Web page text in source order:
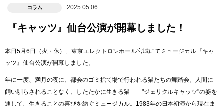
コラム 2025.05.06
『キャッツ』仙台公演が開幕しました！
本日5月6日（火・休）、東京エレクトロンホール宮城にてミュージカル『キャ
ッツ』仙台公演が開幕しました。
年に一度、満月の夜に、都会のゴミ捨て場で行われる猫たちの舞踏会。人間に
飼い馴らされることなく、したたかに生きる猫――"ジェリクルキャッツ"の姿を
通して、生きることの喜びを紡ぐミュージカル。1983年の日本初演から現在ま